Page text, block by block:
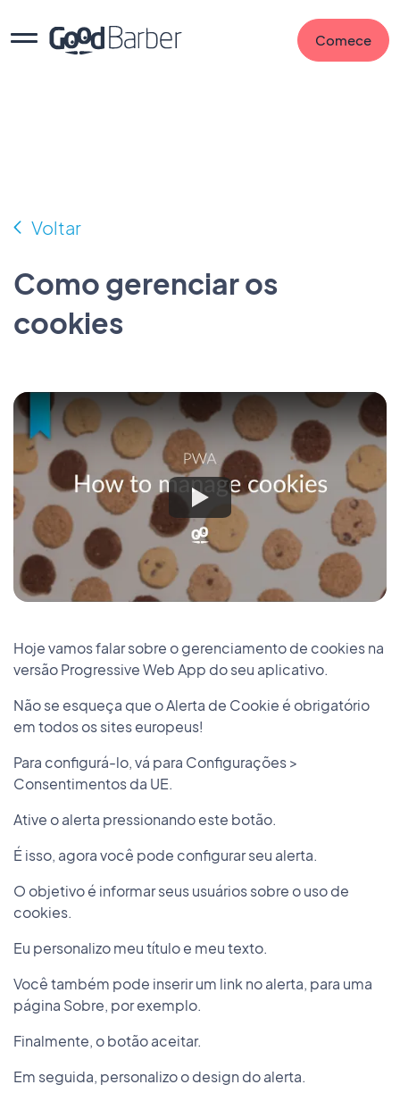
Comece
Voltar
Como gerenciar os
cookies
Hoje vamos falar sobre o gerenciamento de cookies na
versão Progressive Web App do seu aplicativo.
Não se esqueça que o Alerta de Cookie é obrigatório
em todos os sites europeus!
Para configurá-lo, vá para Configurações >
Consentimentos da UE.
Ative o alerta pressionando este botão.
É isso, agora você pode configurar seu alerta.
O objetivo é informar seus usuários sobre o uso de
cookies.
Eu personalizo meu título e meu texto.
Você também pode inserir um link no alerta, para uma
página Sobre, por exemplo.
Finalmente, o botão aceitar.
Em seguida, personalizo o design do alerta.